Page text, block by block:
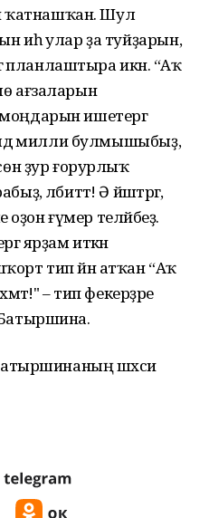
ҡатнашҡан. Шул
иһә улар ҙа туйҙарын,
планлаштыра икән. “Аҡ
ағзаларын
ишетергә
милли булмышыбыҙ,
ҙур ғорурлыҡ
әлбиттә! Ә йәштәргә,
оҙон ғүмер теләйбеҙ.
ярҙам иткән
тип йән атҡан “Аҡ
– тип фекерҙәре
шәхси